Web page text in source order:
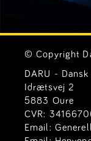
© Copyright
DARU -
Idrætsvej 2
5883 Oure
CVR:
Email: